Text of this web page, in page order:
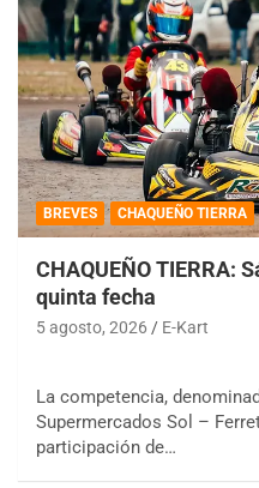
BREVES CHAQUEÑO TIERRA
CHAQUEÑO TIERRA:
quinta fecha
5 agosto, 2026 E-Kart
La competencia,
Supermercados Sol –
participación de…